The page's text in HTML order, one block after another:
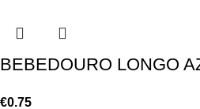
BEBEDOURO LONGO
€0.75